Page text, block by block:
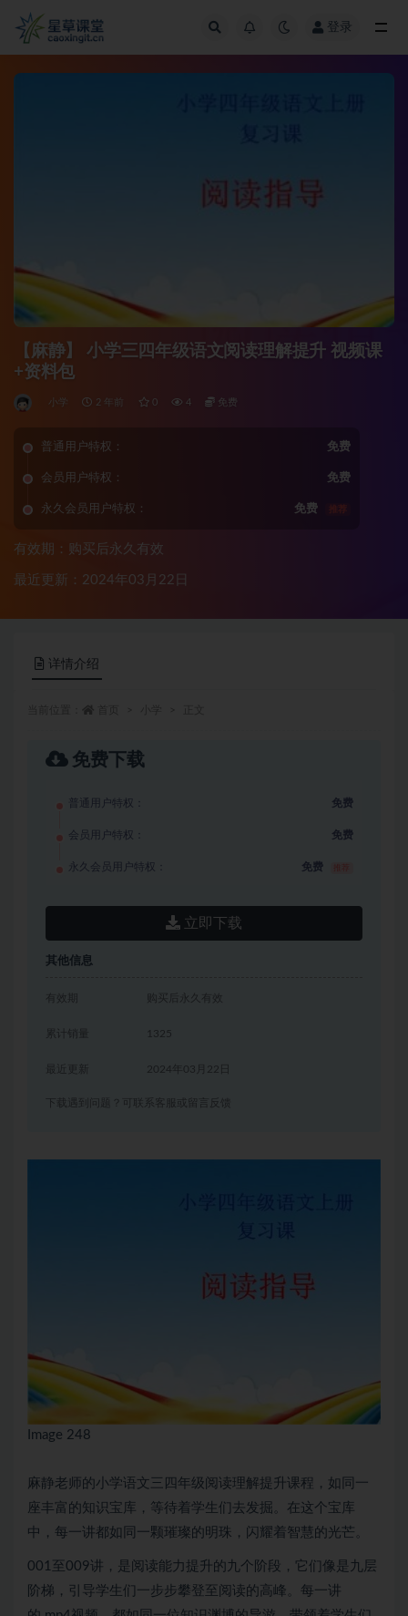
登录
【麻静】 小学三四年级语文阅读理解提升 视频课
+资料包
小学 2 年前 0 4 免费
普通用户特权： 免费
会员用户特权： 免费
永久会员用户特权： 免费 推荐
有效期：购买后永久有效
最近更新：2024年03月22日
详情介绍
免费下载
普通用户特权： 免费
会员用户特权： 免费
永久会员用户特权： 免费
立即下载
其他信息
有效期 购买后永久有效
累计销量 1325
2024年03月22日
下载遇到问题？可联系客服或留言反馈
Image 248
麻静老师的小学语文三四年级阅读理解提升课程，如同一
座丰富的知识宝库，等待着学生们去发掘。在这个宝库
中，每一讲都如同一颗璀璨的明珠，闪耀着智慧的光芒。
001至009讲，是阅读能力提升的九个阶段，它们像是九层
阶梯，引导学生们一步步攀登至阅读的高峰。每一讲